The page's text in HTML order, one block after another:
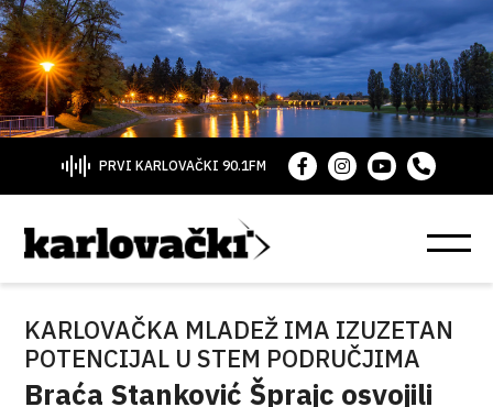
PRVI KARLOVAČKI 90.1FM
KARLOVAČKA MLADEŽ IMA IZUZETAN
POTENCIJAL U STEM PODRUČJIMA
Braća Stanković Šprajc osvojili